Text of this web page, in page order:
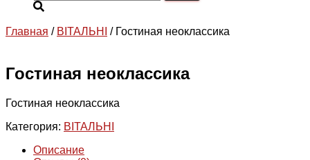
Главная / ВІТАЛЬНІ / Гостиная неоклассика
Гостиная неоклассика
Гостиная неоклассика
Категория: ВІТАЛЬНІ
Описание